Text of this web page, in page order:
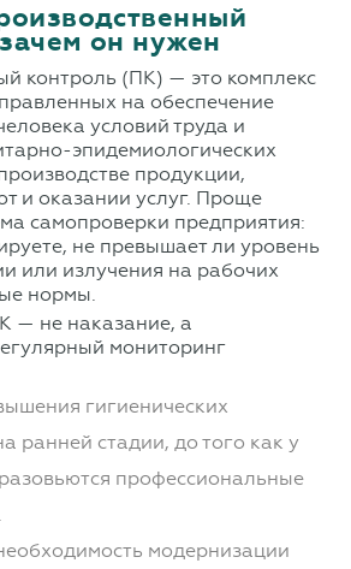
он нужен
контроль (ПК) — это комплекс
на обеспечение
условий труда и
эпидемиологических
продукции,
и оказании услуг. Проще
самопроверки предприятия:
не превышает ли уровень
или излучения на рабочих
нормы.
— не наказание, а
мониторинг
гигиенических
ранней стадии, до того как у
профессиональные
модернизации